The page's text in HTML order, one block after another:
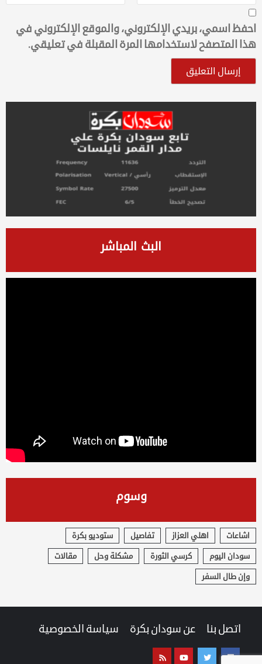
احفظ اسمي، بريدي الإلكتروني، والموقع الإلكتروني في
هذا المتصفح لاستخدامها المرة المقبلة في تعليقي.
البث المباشر
وسوم
اشاعات اهلي العزاز تفاصيل ستوديو بكرة
سودان اليوم كرسي الثورة مشكلة وحل مقالات
وإن طال السفر
اتصل بنا عن سودان بكرة سياسة الخصوصية